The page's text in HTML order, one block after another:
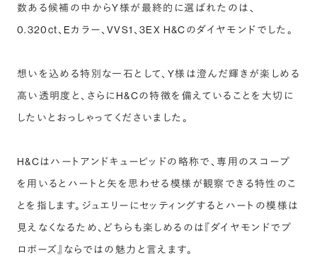
数ある候補の中からY様が最終的に選ばれたのは、
0.320ct、Eカラー、VVS1、3EX H&Cのダイヤモンドでした。
想いを込める特別な一石として、Y様は澄んだ輝きが楽しめる
高い透明度と、さらにH&Cの特徴を備えていることを大切に
したいとおっしゃってくださいました。
H&Cはハートアンドキューピッドの略称で、専用のスコープ
を用いるとハートと矢を思わせる模様が観察できる特性のこ
とを指します。ジュエリーにセッティングするとハートの模様は
見えなくなるため、どちらも楽しめるのは『ダイヤモンドでプ
ロポーズ』ならではの魅力と言えます。